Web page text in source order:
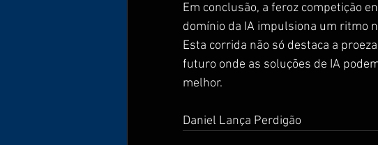
Em conclusão, a feroz competição
domínio da IA impulsiona um ritmo
Esta corrida não só destaca a
futuro onde as soluções de IA
melhor.
Daniel Lança Perdigão